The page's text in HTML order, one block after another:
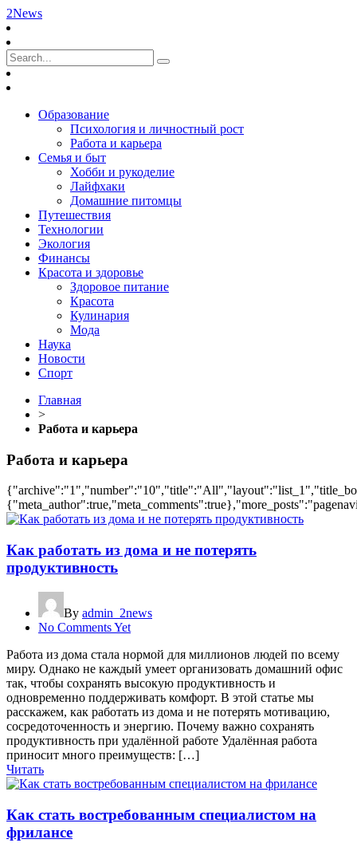
2News
Образование
Психология и личностный рост
Работа и карьера
Семья и быт
Хобби и рукоделие
Лайфхаки
Домашние питомцы
Путешествия
Технологии
Экология
Финансы
Красота и здоровье
Здоровое питание
Красота
Кулинария
Мода
Наука
Новости
Спорт
Главная
>
Работа и карьера
Работа и карьера
Как работать из дома и не потерять
продуктивность
By admin_2news
No Comments Yet
Работа из дома стала нормой для миллионов людей по всему
миру. Однако не каждый умеет организовать домашний офис
так, чтобы сохранять высокую продуктивность и
одновременно поддерживать комфорт. В этой статье мы
расскажем, как работать из дома и не потерять мотивацию,
сосредоточенность и энергию. Почему важно сохранять
продуктивность при удалённой работе Удалённая работа
приносит много преимуществ: […]
Читать
Как стать востребованным специалистом на
фрилансе